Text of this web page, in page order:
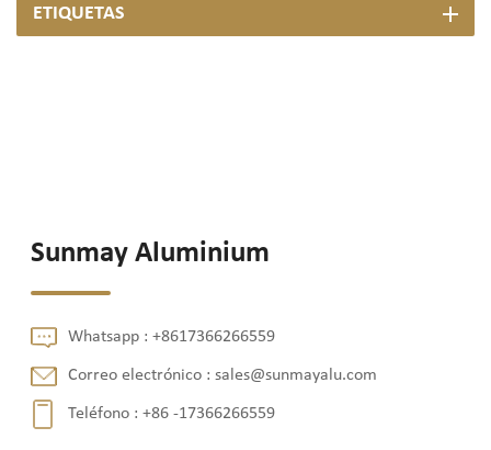
ETIQUETAS
Sunmay Aluminium
Whatsapp :+8617366266559
Correo electrónico :sales@sunmayalu.com
Teléfono :+86 -17366266559